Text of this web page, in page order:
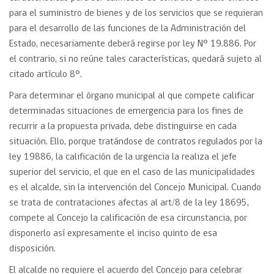
para el suministro de bienes y de los servicios que se requieran
para el desarrollo de las funciones de la Administración del
Estado, necesariamente deberá regirse por ley N° 19.886. Por
el contrario, si no reúne tales características, quedará sujeto al
citado artículo 8°.
Para determinar el órgano municipal al que compete calificar
determinadas situaciones de emergencia para los fines de
recurrir a la propuesta privada, debe distinguirse en cada
situación. Ello, porque tratándose de contratos regulados por la
ley 19886, la calificación de la urgencia la realiza el jefe
superior del servicio, el que en el caso de las municipalidades
es el alcalde, sin la intervención del Concejo Municipal. Cuando
se trata de contrataciones afectas al art/8 de la ley 18695,
compete al Concejo la calificación de esa circunstancia, por
disponerlo así expresamente el inciso quinto de esa
disposición.
El alcalde no requiere el acuerdo del Concejo para celebrar